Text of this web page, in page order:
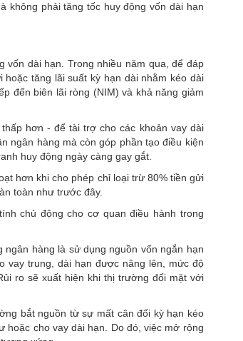
không phải tăng tốc huy động vốn dài hạn
dài hạn. Trong nhiều năm qua, để đáp
tăng lãi suất kỳ hạn dài nhằm kéo dài
đến biên lãi ròng (NIM) và khả năng giảm
hơn - để tài trợ cho các khoản vay dài
ngân hàng mà còn góp phần tạo điều kiện
huy động ngày càng gay gắt.
hơn khi cho phép chỉ loại trừ 80% tiền gửi
toàn như trước đây.
chủ động cho cơ quan điều hành trong
hàng là sử dụng nguồn vốn ngắn hạn
vay trung, dài hạn được nâng lên, mức độ
ro sẽ xuất hiện khi thị trường đối mặt với
bắt nguồn từ sự mất cân đối kỳ hạn kéo
hoặc cho vay dài hạn. Do đó, việc mở rộng